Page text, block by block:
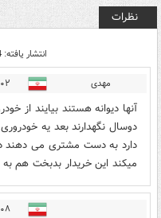
نظرات
انتشار یافته: 4
مهدی ۰۹:۰۲
آنها دیوانه هستند بیایند از
دوسال نگهدارند بعد یه
دارد به دست مشتری می دهند
میکند این خریدار بدبخت هم
۰۹:۰۸